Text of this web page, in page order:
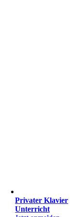
Privater Klavier
Unterricht